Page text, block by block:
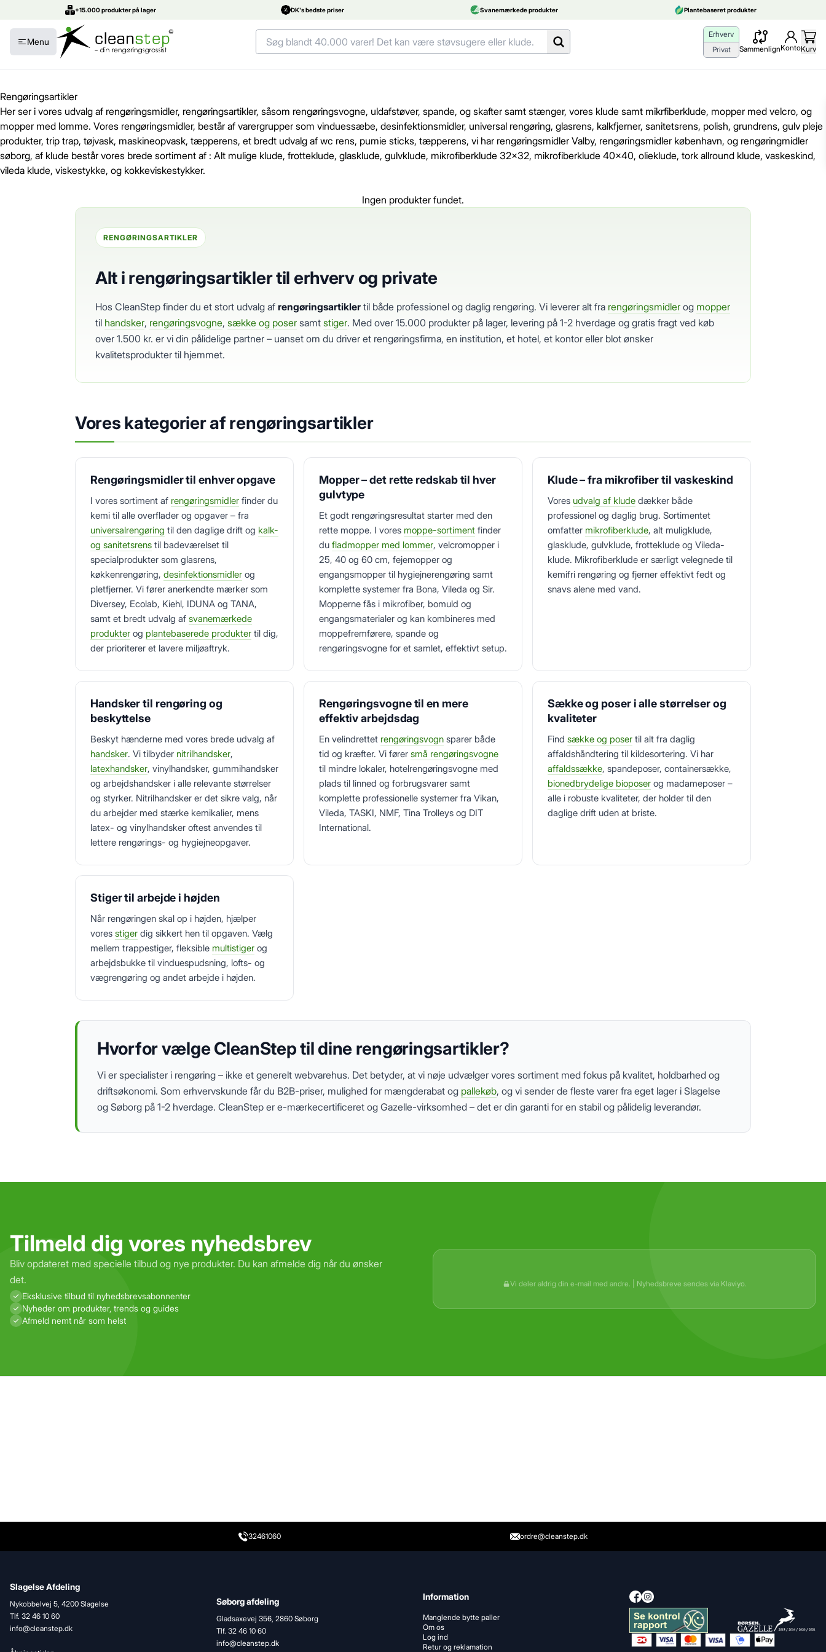
+15.000 produkter på lager DK's bedste priser Svanemærkede produkter Plantebaseret produkter
Menu
Erhverv
Privat
SammenlignKontoKurv
Rengøringsartikler
Her ser i vores udvalg af rengøringsmidler, rengøringsartikler, såsom rengøringsvogne, uldafstøver, spande, og skafter samt stænger, vores klude samt mikrfiberklude, mopper med velcro, og
mopper med lomme. Vores rengøringsmidler, består af varergrupper som vinduessæbe, desinfektionsmidler, universal rengøring, glasrens, kalkfjerner, sanitetsrens, polish, grundrens, gulv pleje
produkter, trip trap, tøjvask, maskineopvask, tæpperens, et bredt udvalg af wc rens, pumie sticks, tæpperens, vi har rengøringsmidler Valby, rengøringsmidler københavn, og rengøringmidler
søborg, af klude består vores brede sortiment af : Alt mulige klude, frotteklude, glasklude, gulvklude, mikrofiberklude 32x32, mikrofiberklude 40x40, olieklude, tork allround klude, vaskeskind,
vileda klude, viskestykke, og kokkeviskestykker.
Ingen produkter fundet.
RENGØRINGSARTIKLER
Alt i rengøringsartikler til erhverv og private
Hos CleanStep finder du et stort udvalg af rengøringsartikler til både professionel og daglig rengøring. Vi leverer alt fra rengøringsmidler og mopper
til handsker, rengøringsvogne, sække og poser samt stiger. Med over 15.000 produkter på lager, levering på 1-2 hverdage og gratis fragt ved køb
over 1.500 kr. er vi din pålidelige partner – uanset om du driver et rengøringsfirma, en institution, et hotel, et kontor eller blot ønsker
kvalitetsprodukter til hjemmet.
Vores kategorier af rengøringsartikler
Rengøringsmidler til enhver opgave
I vores sortiment af rengøringsmidler finder du
kemi til alle overflader og opgaver – fra
universalrengøring til den daglige drift og kalk-
og sanitetsrens til badeværelset til
specialprodukter som glasrens,
køkkenrengøring, desinfektionsmidler og
pletfjerner. Vi fører anerkendte mærker som
Diversey, Ecolab, Kiehl, IDUNA og TANA,
samt et bredt udvalg af svanemærkede
produkter og plantebaserede produkter til dig,
der prioriterer et lavere miljøaftryk.
Mopper – det rette redskab til hver
gulvtype
Et godt rengøringsresultat starter med den
rette moppe. I vores moppe-sortiment finder
du fladmopper med lommer, velcromopper i
25, 40 og 60 cm, fejemopper og
engangsmopper til hygiejnerengøring samt
komplette systemer fra Bona, Vileda og Sir.
Mopperne fås i mikrofiber, bomuld og
engangsmaterialer og kan kombineres med
moppefremførere, spande og
rengøringsvogne for et samlet, effektivt setup.
Klude – fra mikrofiber til vaskeskind
Vores udvalg af klude dækker både
professionel og daglig brug. Sortimentet
omfatter mikrofiberklude, alt muligklude,
glasklude, gulvklude, frotteklude og Vileda-
klude. Mikrofiberklude er særligt velegnede til
kemifri rengøring og fjerner effektivt fedt og
snavs alene med vand.
Handsker til rengøring og
beskyttelse
Beskyt hænderne med vores brede udvalg af
handsker. Vi tilbyder nitrilhandsker,
latexhandsker, vinylhandsker, gummihandsker
og arbejdshandsker i alle relevante størrelser
og styrker. Nitrilhandsker er det sikre valg, når
du arbejder med stærke kemikalier, mens
latex- og vinylhandsker oftest anvendes til
lettere rengørings- og hygiejneopgaver.
Rengøringsvogne til en mere
effektiv arbejdsdag
En velindrettet rengøringsvogn sparer både
tid og kræfter. Vi fører små rengøringsvogne
til mindre lokaler, hotelrengøringsvogne med
plads til linned og forbrugsvarer samt
komplette professionelle systemer fra Vikan,
Vileda, TASKI, NMF, Tina Trolleys og DIT
International.
Sække og poser i alle størrelser og
kvaliteter
Find sække og poser til alt fra daglig
affaldshåndtering til kildesortering. Vi har
affaldssække, spandeposer, containersække,
bionedbrydelige bioposer og madameposer –
alle i robuste kvaliteter, der holder til den
daglige drift uden at briste.
Stiger til arbejde i højden
Når rengøringen skal op i højden, hjælper
vores stiger dig sikkert hen til opgaven. Vælg
mellem trappestiger, fleksible multistiger og
arbejdsbukke til vinduespudsning, lofts- og
vægrengøring og andet arbejde i højden.
Hvorfor vælge CleanStep til dine rengøringsartikler?
Vi er specialister i rengøring – ikke et generelt webvarehus. Det betyder, at vi nøje udvælger vores sortiment med fokus på kvalitet, holdbarhed og
driftsøkonomi. Som erhvervskunde får du B2B-priser, mulighed for mængderabat og pallekøb, og vi sender de fleste varer fra eget lager i Slagelse
og Søborg på 1-2 hverdage. CleanStep er e-mærkecertificeret og Gazelle-virksomhed – det er din garanti for en stabil og pålidelig leverandør.
Tilmeld dig vores nyhedsbrev
Bliv opdateret med specielle tilbud og nye produkter. Du kan afmelde dig når du ønsker
det.
Eksklusive tilbud til nyhedsbrevs­abonnenter
Nyheder om produkter, trends og guides
Afmeld nemt når som helst
Vi deler aldrig din e-mail med andre. | Nyhedsbreve sendes via Klaviyo.
32461060 ordre@cleanstep.dk
Slagelse Afdeling
Nykobbelvej 5, 4200 Slagelse
Tlf. 32 46 10 60
info@cleanstep.dk
Søborg afdeling
Gladsaxevej 356, 2860 Søborg
Tlf. 32 46 10 60
info@cleanstep.dk
Information
Manglende bytte paller
Om os
Log ind
Retur og reklamation